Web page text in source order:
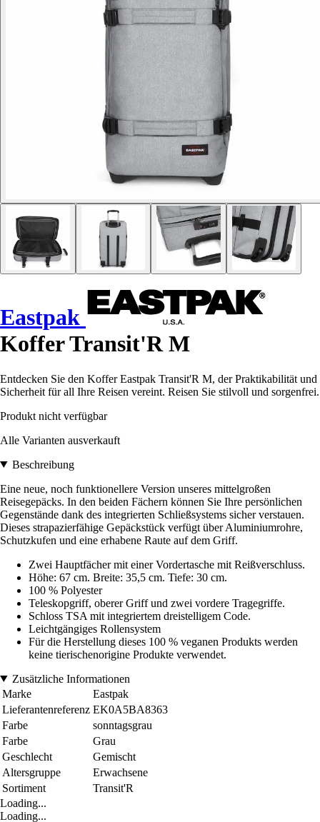
Eastpak
Koffer Transit'R M
Entdecken Sie den Koffer Eastpak Transit'R M, der Praktikabilität und
Sicherheit für all Ihre Reisen vereint. Reisen Sie stilvoll und sorgenfrei.
Produkt nicht verfügbar
Alle Varianten ausverkauft
Beschreibung
Eine neue, noch funktionellere Version unseres mittelgroßen
Reisegepäcks. In den beiden Fächern können Sie Ihre persönlichen
Gegenstände dank des integrierten Schließsystems sicher verstauen.
Dieses strapazierfähige Gepäckstück verfügt über Aluminiumrohre,
Schutzkufen und eine erhabene Raute auf dem Griff.
Zwei Hauptfächer mit einer Vordertasche mit Reißverschluss.
Höhe: 67 cm. Breite: 35,5 cm. Tiefe: 30 cm.
100 % Polyester
Teleskopgriff, oberer Griff und zwei vordere Tragegriffe.
Schloss TSA mit integriertem dreistelligem Code.
Leichtgängiges Rollensystem
Für die Herstellung dieses 100 % veganen Produkts werden
keine tierischenorigine Produkte verwendet.
Zusätzliche Informationen
Marke
Eastpak
Lieferantenreferenz EK0A5BA8363
Farbe
sonntagsgrau
Farbe
Grau
Geschlecht
Gemischt
Altersgruppe
Erwachsene
Sortiment
Transit'R
Loading...
Loading...